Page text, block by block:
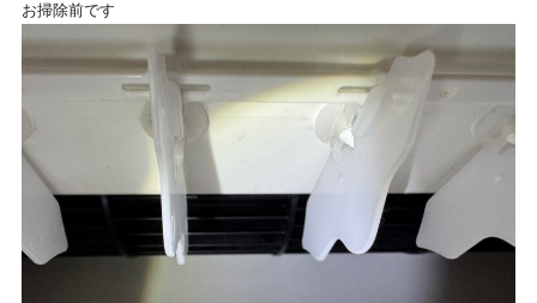
お掃除前です